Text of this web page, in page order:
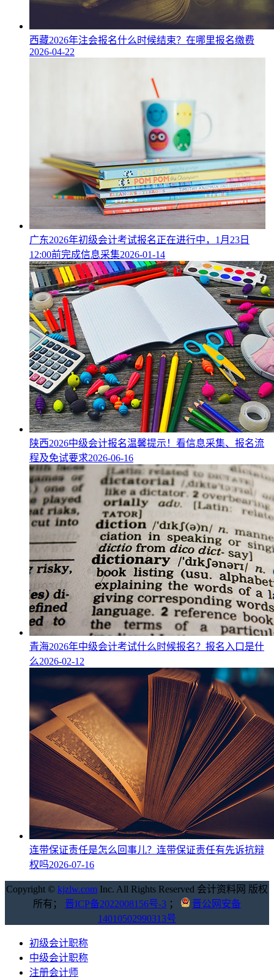
西藏2026年注会报名什么时候结束？在哪里报名缴费
2026-04-22
广东2026年初级会计考试报名正在进行中，1月23日
12:00前完成信息采集2026-01-14
陕西2026中级会计报名温馨提示！看信息采集、报名流
程及免试要求2026-06-16
青海2026年中级会计考试什么时候报名？报名入口是什
么2026-02-12
连带保证责任是怎么回事儿？连带保证责任有先诉抗辩
权吗2026-07-16
Copyright © kjzlw.com Inc. All Rights Reserved 会计资料网 版权
所有； 晋ICP备2022008156号-3 ；
晋公网安备
14010502990313号
初级会计职称
中级会计职称
注册会计师